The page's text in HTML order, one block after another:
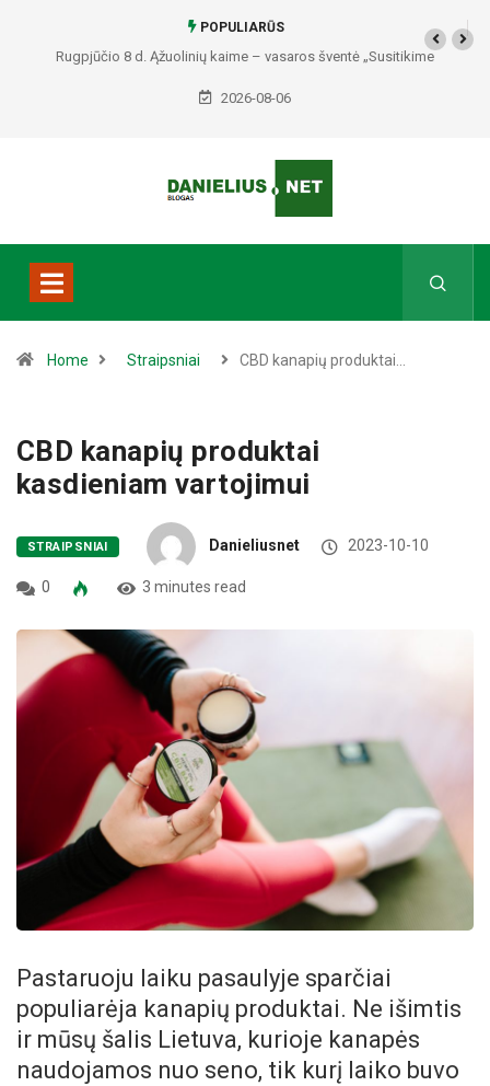
POPULIARŪS
Rugpjūčio 8 d. Ąžuolinių kaime – vasaros šventė „Susitikime
Ąžuoliniuose“
2026-08-06
Home Straipsniai CBD kanapių produktai…
CBD kanapių produktai
kasdieniam vartojimui
STRAIPSNIAI Danieliusnet 2023-10-10
0 3 minutes read
Pastaruoju laiku pasaulyje sparčiai
populiarėja kanapių produktai. Ne išimtis
ir mūsų šalis Lietuva, kurioje kanapės
naudojamos nuo seno, tik kurį laiko buvo